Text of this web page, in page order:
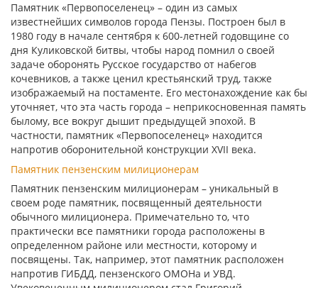
Памятник «Первопоселенец» – один из самых
известнейших символов города Пензы. Построен был в
1980 году в начале сентября к 600-летней годовщине со
дня Куликовской битвы, чтобы народ помнил о своей
задаче оборонять Русское государство от набегов
кочевников, а также ценил крестьянский труд, также
изображаемый на постаменте. Его местонахождение как бы
уточняет, что эта часть города – неприкосновенная память
былому, все вокруг дышит предыдущей эпохой. В
частности, памятник «Первопоселенец» находится
напротив оборонительной конструкции XVII века.
Памятник пензенским милиционерам
Памятник пензенским милиционерам – уникальный в
своем роде памятник, посвященный деятельности
обычного милиционера. Примечательно то, что
практически все памятники города расположены в
определенном районе или местности, которому и
посвящены. Так, например, этот памятник расположен
напротив ГИБДД, пензенского ОМОНа и УВД.